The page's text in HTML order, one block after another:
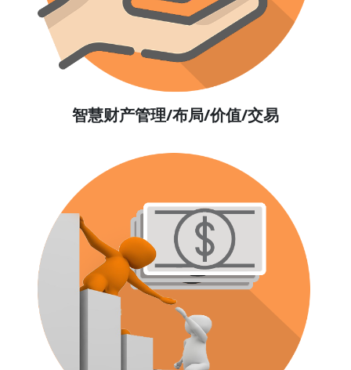
智慧财产管理/布局/价值/交易